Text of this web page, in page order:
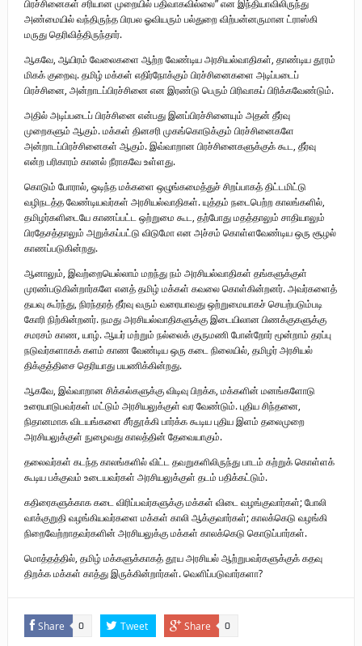
பிரச்சினைகள் சரியான முறையில் பதிவாகவில்லை” என இந்தியாவிலிருந்து
அண்மையில் வந்திருந்த பிரபல ஓவியரும் பல்துறை விற்பன்னருமான ட்ராஸ்கி
மருது தெரிவித்திருந்தார்.
ஆகவே, ஆயிரம் வேலைகளை ஆற்ற வேண்டிய அரசியல்வாதிகள், தாண்டிய தூரம்
மிகக் குறைவு. தமிழ் மக்கள் எதிர்நோக்கும் பிரச்சினைகளை அடிப்படைப்
பிரச்சினை, அன்றாடப்பிரச்சினை என இரண்டு பெரும் பிரிவாகப் பிரிக்கவேண்டும்.
அதில் அடிப்படைப் பிரச்சினை என்பது இனப்பிரச்சினையும் அதன் தீர்வு
முறைகளும் ஆகும். மக்கள் தினசரி முகங்கொடுக்கும் பிரச்சினைகளே
அன்றாடப்பிரச்சினைகள் ஆகும். இவ்வாறான பிரச்சினைகளுக்குக் கூட, தீர்வு
என்ற பரிகாரம் கானல் நீராகவே உள்ளது.
கொடும் போரால், ஒடிந்த மக்களை ஒழுங்கமைத்துச் சிறப்பாகத் திட்டமிட்டு
வழிநடத்த வேண்டியவர்கள் அரசியல்வாதிகள். யுத்தம் நடைபெற்ற காலங்களில்,
தமிழர்களிடையே காணப்பட்ட ஒற்றுமை கூட, தற்போது மதத்தாலும் சாதியாலும்
பிரதேசத்தாலும் அறுக்கப்பட்டு விடுமோ என அச்சம் கொள்ளவேண்டிய ஒரு சூழல்
காணப்படுகின்றது.
ஆனாலும், இவற்றையெல்லாம் மறந்து நம் அரசியல்வாதிகள் தங்களுக்குள்
முரண்படுகின்றார்களே எனத் தமிழ் மக்கள் கவலை கொள்கின்றனர். அவர்களைத்
தயவு கூர்ந்து, நிரந்தரத் தீர்வு வரும் வரையாவது ஒற்றுமையாகச் செயற்படும்படி
கோரி நிற்கின்றனர். நமது அரசியல்வாதிகளுக்கு இடையிலான பிணக்குகளுக்கு
சமரசம் காண, யாழ். ஆயர் மற்றும் நல்லைக் குருமணி போன்றோர் மூன்றாம் தரப்பு
நடுவர்களாகக் களம் காண வேண்டிய ஒரு கடை நிலையில், தமிழர் அரசியல்
திக்குத்திசை தெரியாது பயணிக்கின்றது.
ஆகவே, இவ்வாறான சிக்கல்களுக்கு விடிவு பிறக்க, மக்களின் மனங்களோடு
உரையாடுபவர்கள் மட்டும் அரசியலுக்குள் வர வேண்டும். புதிய சிந்தனை,
நிதானமாக விடயங்களை சீர்தூக்கி பார்க்க கூடிய புதிய இளம் தலைமுறை
அரசியலுக்குள் நுழைவது காலத்தின் தேவையாகும்.
தலைவர்கள் கடந்த காலங்களில் விட்ட தவறுகளிலிருந்து பாடம் கற்றுக் கொள்ளக்
கூடிய பக்குவம் உடையவர்கள் அரசியலுக்குள் தடம் பதிக்கட்டும்.
கதிரைகளுக்காக கடை விரிப்பவர்களுக்கு மக்கள் விடை வழங்குவார்கள்; போலி
வாக்குறுதி வழங்கியவர்களை மக்கள் காலி ஆக்குவார்கள்; காலக்கெடு வழங்கி
நிறைவேற்றாதவர்களின் அரசியலுக்கு மக்கள் காலக்கெடு கொடுப்பார்கள்.
மொத்தத்தில், தமிழ் மக்களுக்காகத் தூய அரசியல் ஆற்றுபவர்களுக்குக் கதவு
திறக்க மக்கள் காத்து இருக்கின்றார்கள். வெளிப்படுவார்களா?
Share 0 Tweet Share 0